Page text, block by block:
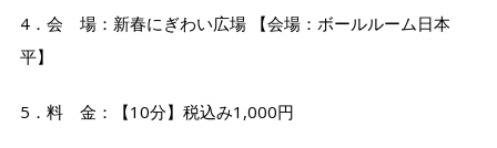
4．会 場：新春にぎわい広場 【会場：ボールルーム日本
平】
5．料 金：【10分】税込み1,000円